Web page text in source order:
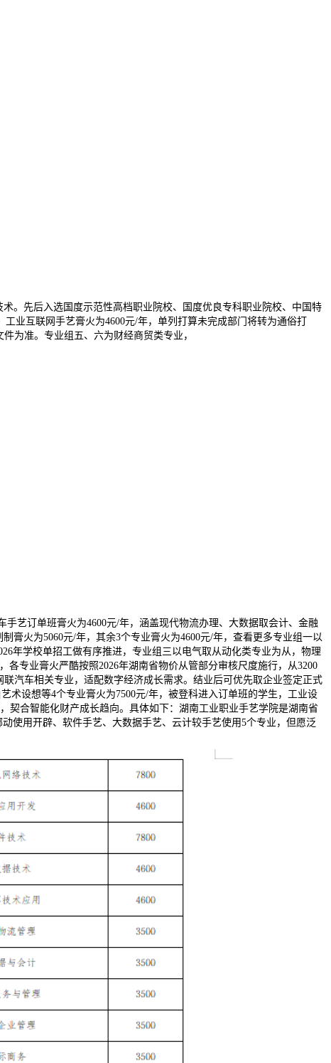
先后入选国度示范性高档职业院校、国度优良专科职业院校、中国特
业互联网手艺膏火为4600元/年，单列打算未完成部门将转为通俗打
为准。专业组五、六为财经商贸类专业，
艺订单班膏火为4600元/年，涵盖现代物流办理、大数据取会计、金融
膏火为5060元/年，其余3个专业膏火为4600元/年，查看更多专业组一以
年学校单招工做有序推进，专业组三以电气取从动化类专业为从，物理
专业膏火严酷按照2026年湖南省物价从管部分审核尺度施行，从3200
汽车相关专业，适配数字经济成长需求。结业后可优先取企业签定正式
术设想等4个专业膏火为7500元/年，被登科进入订单班的学生，工业设
契合智能化财产成长趋向。具体如下：湖南工业职业手艺学院是湖南省
使用开辟、软件手艺、大数据手艺、云计较手艺使用5个专业，但愿泛